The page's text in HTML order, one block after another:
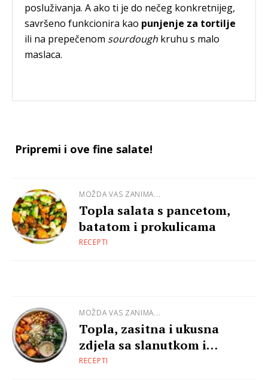
posluživanja. A ako ti je do nečeg konkretnijeg,
savršeno funkcionira kao punjenje za tortilje
ili na prepečenom sourdough kruhu s malo
maslaca.
Pripremi i ove fine salate!
MOŽDA VAS ZANIMA...
Topla salata s pancetom,
batatom i prokulicama
RECEPTI
MOŽDA VAS ZANIMA...
Topla, zasitna i ukusna
zdjela sa slanutkom i
povrćem
RECEPTI